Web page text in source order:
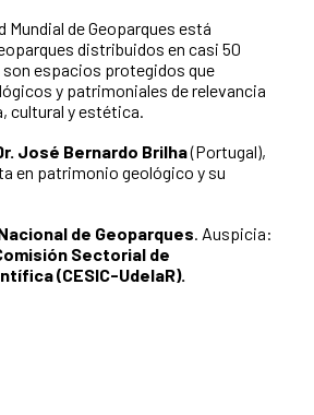
Mundial de Geoparques está
distribuidos en casi 50
son espacios protegidos que
y patrimoniales de relevancia
cultural y estética.
José Bernardo Brilha(Portugal),
en patrimonio geológico y su
de Geoparques. Auspicia:
Sectorial de
(CESIC-UdelaR).